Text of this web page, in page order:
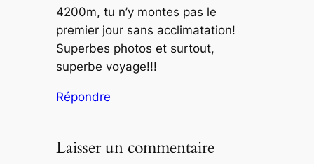
4200m, tu n’y montes pas le
premier jour sans acclimatation!
Superbes photos et surtout,
superbe voyage!!!
Répondre
Laisser un commentaire